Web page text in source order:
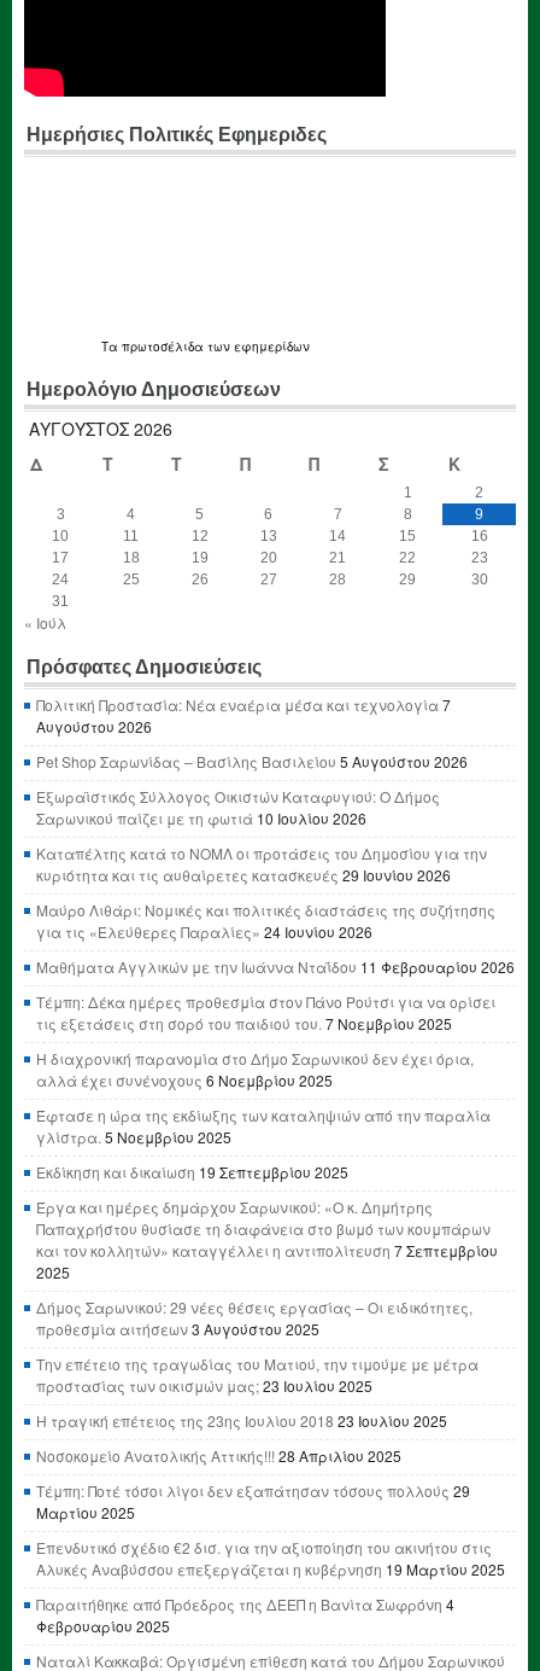
Ημερήσιες Πολιτικές Εφημεριδες
Τα πρωτοσέλιδα των εφημερίδων
Ημερολόγιο Δημοσιεύσεων
ΑΎΓΟΥΣΤΟΣ 2026
Δ
Τ Τ Π Π Σ Κ
1
2
3
4 5 6 7 8
9
10
11 12 13 14 15
16
17
18 19 20 21 22
23
24
25 26 27 28 29
30
31
« Ιούλ
Πρόσφατες Δημοσιεύσεις
Πολιτική Προστασία: Νέα εναέρια μέσα και τεχνολογία7
Αυγούστου 2026
Pet Shop Σαρωνίδας – Βασίλης Βασιλείου 5 Αυγούστου 2026
Εξωραϊστικός Σύλλογος Οικιστών Καταφυγιού: Ο Δήμος
Σαρωνικού παίζει με τη φωτιά 10 Ιουλίου 2026
Καταπέλτης κατά το ΝΟΜΛ οι προτάσεις του Δημοσίου για την
κυριότητα και τις αυθαίρετες κατασκευές 29 Ιουνίου 2026
Μαύρο Λιθάρι: Νομικές και πολιτικές διαστάσεις της συζήτησης
για τις «Ελεύθερες Παραλίες» 24 Ιουνίου 2026
Μαθήματα Αγγλικών με την Ιωάννα Νταΐδου 11 Φεβρουαρίου 2026
Τέμπη: Δέκα ημέρες προθεσμία στον Πάνο Ρούτσι για να ορίσει
τις εξετάσεις στη σορό του παιδιού του. 7 Νοεμβρίου 2025
Η διαχρονική παρανομία στο Δήμο Σαρωνικού δεν έχει όρια,
αλλά έχει συνένοχους 6 Νοεμβρίου 2025
Έφτασε η ώρα της εκδίωξης των καταληψιών από την παραλία
γλίστρα. 5 Νοεμβρίου 2025
Εκδίκηση και δικαίωση 19 Σεπτεμβρίου 2025
Έργα και ημέρες δημάρχου Σαρωνικού: «Ο κ. Δημήτρης
Παπαχρήστου θυσίασε τη διαφάνεια στο βωμό των κουμπάρων
και τον κολλητών» καταγγέλλει η αντιπολίτευση 7 Σεπτεμβρίου
2025
Δήμος Σαρωνικού: 29 νέες θέσεις εργασίας – Οι ειδικότητες,
προθεσμία αιτήσεων3 Αυγούστου 2025
Την επέτειο της τραγωδίας του Ματιού, την τιμούμε με μέτρα
προστασίας των οικισμών μας;23 Ιουλίου 2025
Η τραγική επέτειος της 23ης Ιουλίου 2018 23 Ιουλίου 2025
Νοσοκομείο Ανατολικής Αττικής!!! 28 Απριλίου 2025
Τέμπη: Ποτέ τόσοι λίγοι δεν εξαπάτησαν τόσους πολλούς 29
Μαρτίου 2025
Επενδυτικό σχέδιο €2 δισ. για την αξιοποίηση του ακινήτου στις
Αλυκές Αναβύσσου επεξεργάζεται η κυβέρνηση 19 Μαρτίου 2025
Παραιτήθηκε από Πρόεδρος της ΔΕΕΠ η Βανίτα Σωφρόνη 4
Φεβρουαρίου 2025
Ναταλί Κακκαβά: Οργισμένη επίθεση κατά του Δήμου Σαρωνικού